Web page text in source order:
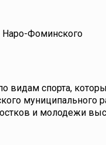
Наро-Фоминского
видам спорта,
муниципального
и молодежи